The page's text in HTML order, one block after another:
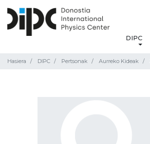
DIPC
Hasiera DIPC Pertsonak Aurreko Kideak